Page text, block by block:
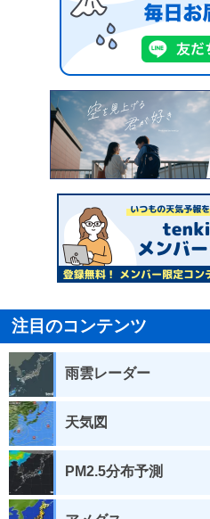
注目のコンテンツ
雨雲レーダー
天気図
PM2.5分布予測